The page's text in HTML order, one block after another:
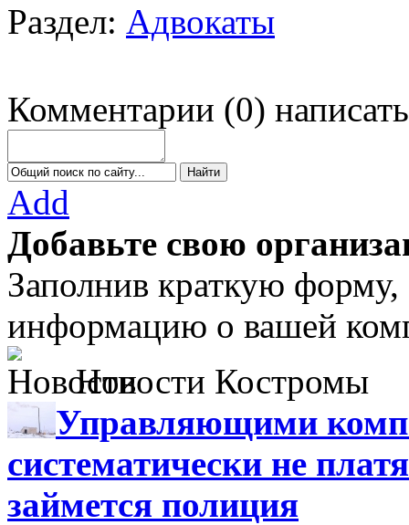
Раздел: Адвокаты
Комментарии (0) написать
Add
Добавьте свою
Заполнив краткую
информацию о вашей
Новости Костромы
Управляющими
систематически не
займется полиция